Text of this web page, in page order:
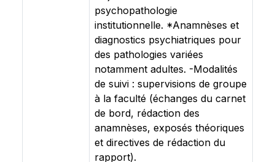
psychopathologie
institutionnelle. *Anamnèses et
diagnostics psychiatriques pour
des pathologies variées
notamment adultes. -Modalités
de suivi : supervisions de groupe
à la faculté (échanges du carnet
de bord, rédaction des
anamnèses, exposés théoriques
et directives de rédaction du
rapport).